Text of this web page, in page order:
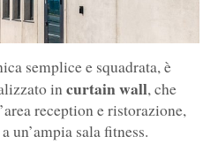
semplice e squadrata, è
incurtainwall, che
reception e ristorazione,
un’ampia sala fitness.